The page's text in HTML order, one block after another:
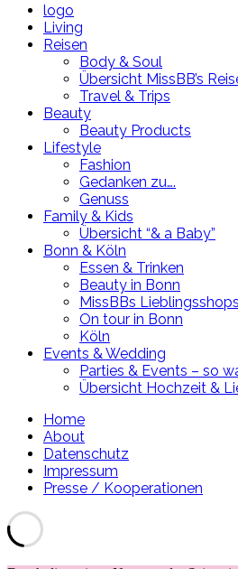
logo
Living
Reisen
Body & Soul
Übersicht MissBB’s
Travel & Trips
Beauty
Beauty Products
Lifestyle
Fashion
Gedanken zu….
Genuss
Family & Kids
Übersicht “& a Baby”
Bonn & Köln
Essen & Trinken
Beauty in Bonn
MissBBs Lieblingsshops
On tour in Bonn
Köln
Events & Wedding
Parties & Events – so
Übersicht Hochzeit &
Home
About
Datenschutz
Impressum
Presse / Kooperationen